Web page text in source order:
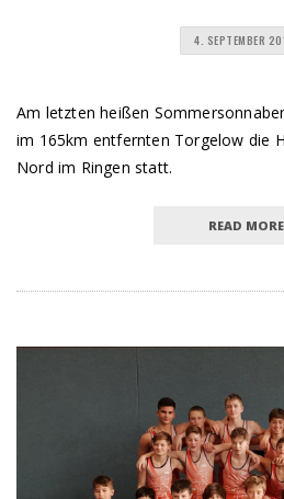
4. SEPTEMBER
Am letzten heißen
im 165km entfernten Torgelow die
Nord im Ringen statt.
READ MORE